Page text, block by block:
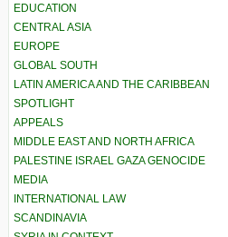
EDUCATION
CENTRAL ASIA
EUROPE
GLOBAL SOUTH
LATIN AMERICA AND THE CARIBBEAN
SPOTLIGHT
APPEALS
MIDDLE EAST AND NORTH AFRICA
PALESTINE ISRAEL GAZA GENOCIDE
MEDIA
INTERNATIONAL LAW
SCANDINAVIA